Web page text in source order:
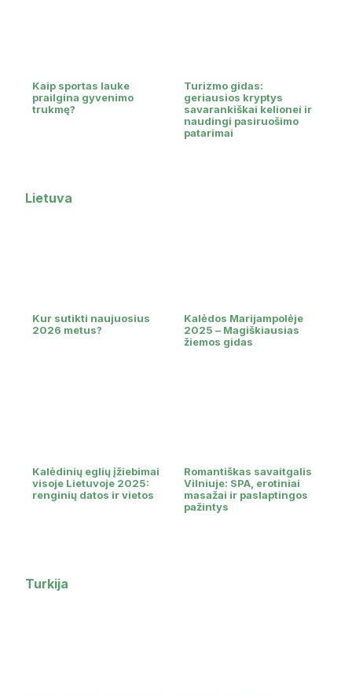
Kaip sportas lauke
prailgina gyvenimo
trukmę?
Turizmo gidas:
geriausios kryptys
savarankiškai kelionei ir
naudingi pasiruošimo
patarimai
Lietuva
Kur sutikti naujuosius
2026 metus?
Kalėdos Marijampolėje
2025 – Magiškiausias
žiemos gidas
Kalėdinių eglių įžiebimai
visoje Lietuvoje 2025:
renginių datos ir vietos
Romantiškas savaitgalis
Vilniuje: SPA, erotiniai
masažai ir paslaptingos
pažintys
Turkija